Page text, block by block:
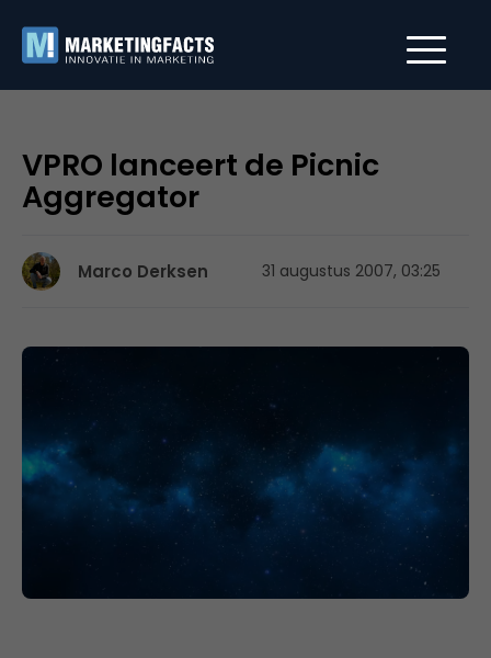
VPRO lanceert de Picnic
Aggregator
Marco Derksen 31 augustus 2007, 03:25